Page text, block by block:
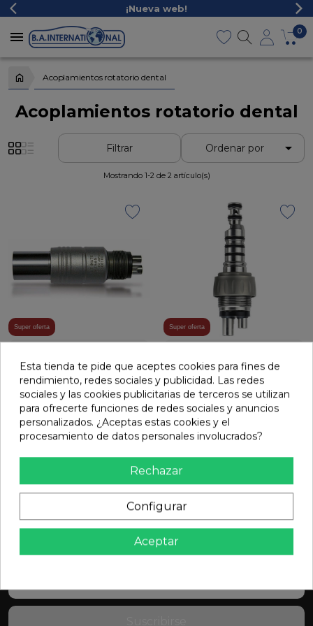
¡Nueva web!
 0
Acoplamientos rotatorio dental
Acoplamientos rotatorio dental
Filtrar Ordenar por 
Mostrando 1-2 de 2 artículo(s)
Super oferta
NSK
Desde 252,89 € 251,89 €
Ver más
Super oferta
Kavo
Desde 143,99 € 142,99 €
Ver más
Mostrando 1-2 de 2 artículo(s)
Suscribete y consigue promociones
Esta tienda te pide que aceptes cookies para fines de
rendimiento, redes sociales y publicidad. Las redes
sociales y las cookies publicitarias de terceros se utilizan
para ofrecerte funciones de redes sociales y anuncios
personalizados. ¿Aceptas estas cookies y el
procesamiento de datos personales involucrados?
Rechazar
Configurar
Aceptar